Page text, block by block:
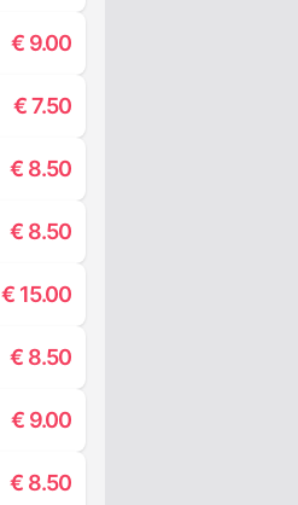
€ 9.00
€7.50
€ 8.50
€ 8.50
€ 15.00
€ 8.50
€ 9.00
€ 8.50